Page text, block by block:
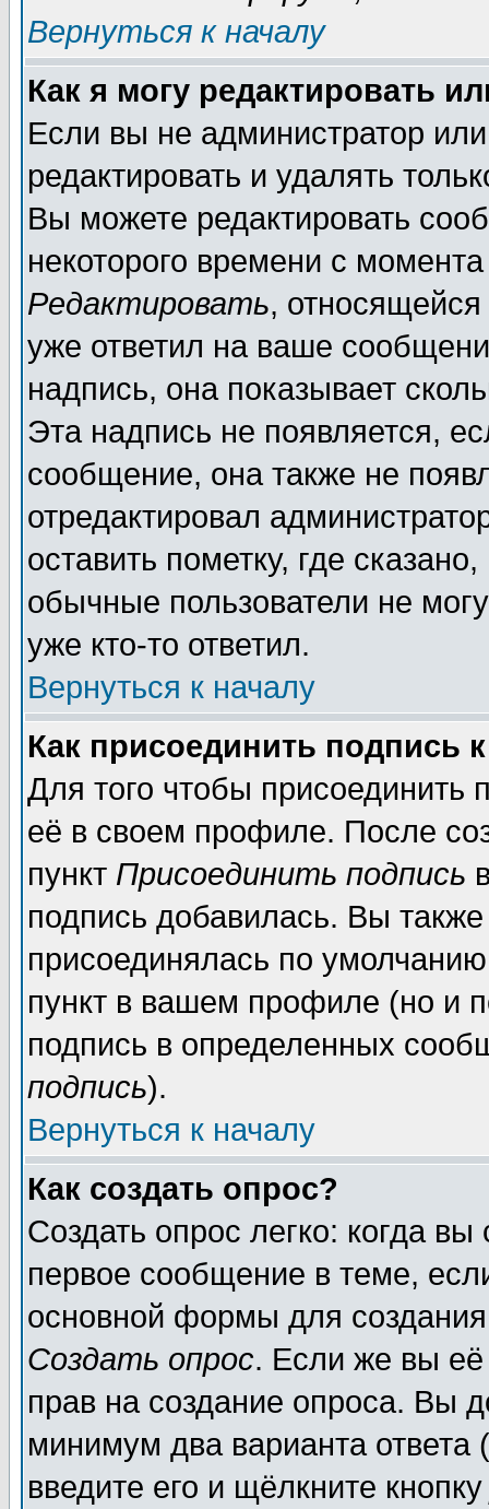
Вернуться к началу
Как я могу редактировать
Если вы не администратор
редактировать и удалять
Вы можете редактировать
некоторого времени с
Редактировать,
уже ответил на ваше
надпись, она показывает
Эта надпись не появляется,
сообщение, она также не
отредактировал
оставить пометку, где
обычные пользователи не
уже кто-то ответил.
Вернуться к началу
Как присоединить подпись
Для того чтобы присоединить
её в своем профиле. После
пункт Присоединить подпись
подпись добавилась. Вы
присоединялась по
пункт в вашем профиле (но и
подпись в определенных
подпись).
Вернуться к началу
Как создать опрос?
Создать опрос легко: когда
первое сообщение в теме,
основной формы для
Создать опрос. Если же вы её
прав на создание опроса. Вы
минимум два варианта ответа
введите его и щёлкните